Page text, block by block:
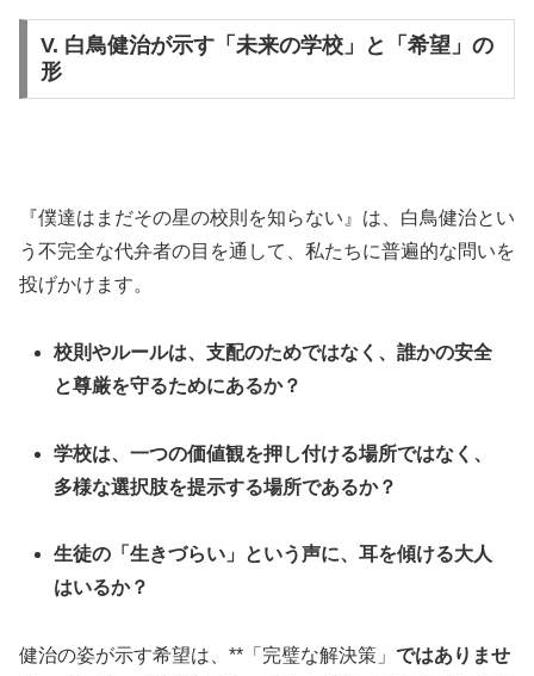
V. 白鳥健治が示す「未来の学校」と「希望」の
形
『僕達はまだその星の校則を知らない』は、白鳥健治とい
う不完全な代弁者の目を通して、私たちに普遍的な問いを
投げかけます。
校則やルールは、支配のためではなく、誰かの安全
と尊厳を守るためにあるか？
学校は、一つの価値観を押し付ける場所ではなく、
多様な選択肢を提示する場所であるか？
生徒の「生きづらい」という声に、耳を傾ける大人
はいるか？
健治の姿が示す希望は、**「完璧な解決策」 ではありませ